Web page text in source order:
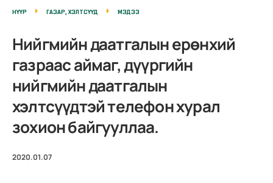
НҮҮР ГАЗАР, ХЭЛТСҮҮД МЭДЭЭ
Нийгмийн даатгалын ерөнхий
газраас аймаг, дүүргийн
нийгмийн даатгалын
хэлтсүүдтэй телефон хурал
зохион байгууллаа.
2020.01.07